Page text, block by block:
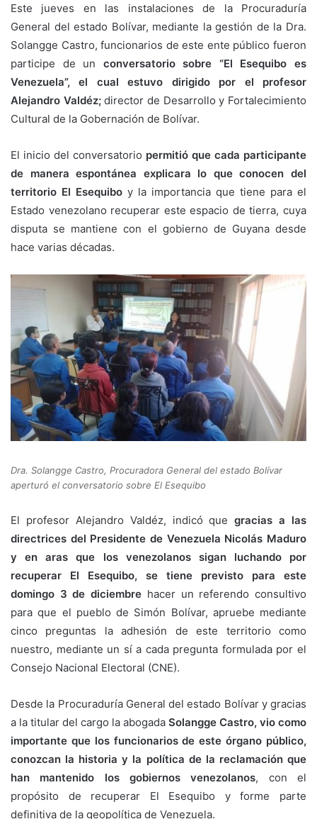
Este jueves en las instalaciones de la Procuraduría
General del estado Bolívar, mediante la gestión de la Dra.
Solangge Castro, funcionarios de este ente público fueron
participe de un conversatorio sobre “El Esequibo es
Venezuela”, el cual estuvo dirigido por el profesor
Alejandro Valdéz;director de Desarrollo y Fortalecimiento
Cultural de la Gobernación de Bolívar.
El inicio del conversatorio permitió que cada participante
de manera espontánea explicara lo que conocen del
territorio El Esequibo y la importancia que tiene para el
Estado venezolano recuperar este espacio de tierra, cuya
disputa se mantiene con el gobierno de Guyana desde
hace varias décadas.
Dra. Solangge Castro, Procuradora General del estado Bolívar
aperturó el conversatorio sobre El Esequibo
El profesor Alejandro Valdéz, indicó quegracias a las
directrices del Presidente de Venezuela Nicolás Maduro
y en aras que los venezolanos sigan luchando por
recuperar El Esequibo, se tiene previsto para este
domingo 3 de diciembre hacer un referendo consultivo
para que el pueblo de Simón Bolívar, apruebe mediante
cinco preguntas la adhesión de este territorio como
nuestro, mediante un sí a cada pregunta formulada por el
Consejo Nacional Electoral (CNE).
Desde la Procuraduría General del estado Bolívar y gracias
a la titular del cargo la abogada Solangge Castro, vio como
importante que los funcionarios de este órgano público,
conozcan la historia y la política de la reclamación que
han mantenido los gobiernos venezolanos, con el
propósito de recuperar El Esequibo y forme parte
definitiva de la geopolítica de Venezuela.